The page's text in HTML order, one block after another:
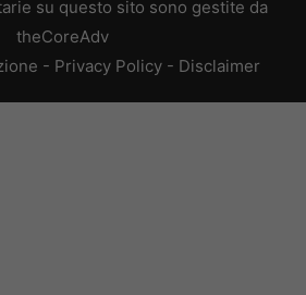
su questo sito sono gestite da
theCoreAdv
- Privacy Policy - Disclaimer